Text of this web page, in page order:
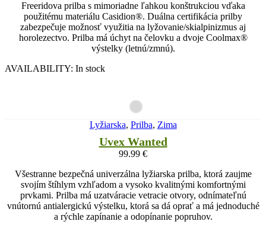
Freeridova prilba s mimoriadne ľahkou konštrukciou vďaka
použitému materiálu Casidion®. Duálna certifikácia prilby
zabezpečuje možnosť využitia na lyžovanie/skialpinizmus aj
horolezectvo. Prilba má úchyt na čelovku a dvoje Coolmax®
výstelky (letnú/zmnú).
AVAILABILITY: In stock
Lyžiarska, Prilba, Zima
Uvex Wanted
99.99 €
Všestranne bezpečná univerzálna lyžiarska prilba, ktorá zaujme
svojím štíhlym vzhľadom a vysoko kvalitnými komfortnými
prvkami. Prilba má uzatváracie vetracie otvory, odnímateľnú
vnútornú antialergickú výstelku, ktorá sa dá oprať a má jednoduché
a rýchle zapínanie a odopínanie popruhov.